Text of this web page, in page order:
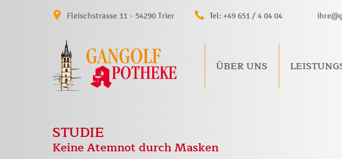
Fleischstrasse 11 • 54290 Trier Tel: +49 651 / 4 04 04
ÜBER UNS
STUDIE
Keine Atemnot durch Masken